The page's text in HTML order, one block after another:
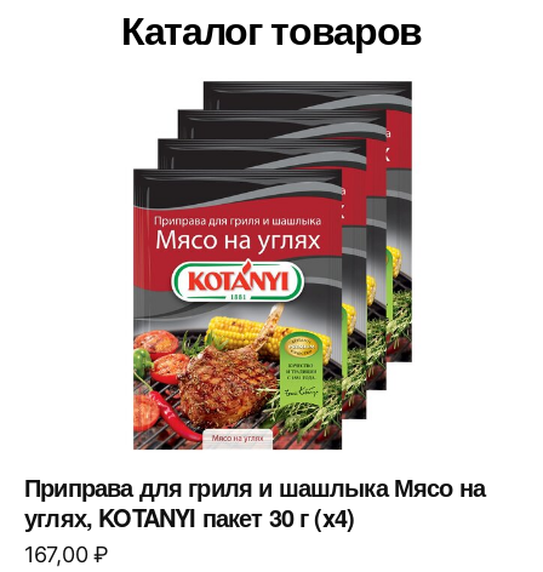
Каталог товаров
Приправа для гриля и шашлыка Мясо на
углях, KOTANYI пакет 30 г (x4)
167,00₽